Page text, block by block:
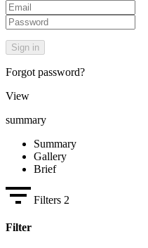
Forgot password?
View
summary
Summary
Gallery
Brief
Filters 2
Filter